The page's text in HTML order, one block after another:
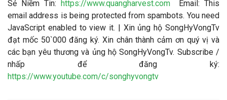
Sẻ Niềm Tin: https://www.quangharvest.comEmail: This
email address is being protected from spambots. You need
JavaScript enabled to view it. | Xin ủng hộ SongHyVongTv
đạt mốc 50`000 đăng ký. Xin chân thành cảm ơn quý vị và
các bạn yêu thương và ủng hộ SongHyVongTv. Subscribe /
nhấp để đăng ký:
https://www.youtube.com/c/songhyvongtv